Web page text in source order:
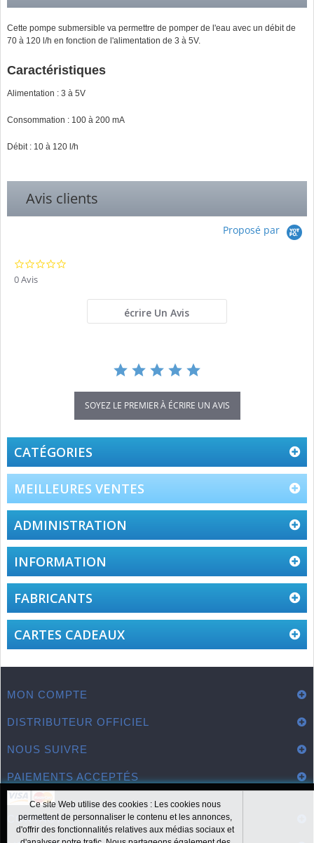
Cette pompe submersible va permettre de pomper de l'eau avec un débit de
70 à 120 l/h en fonction de l'alimentation de 3 à 5V.
Caractéristiques
Alimentation : 3 à 5V
Consommation : 100 à 200 mA
Débit : 10 à 120 l/h
Avis clients
Proposé par
0 Avis
écrire Un Avis
SOYEZ LE PREMIER À ÉCRIRE UN AVIS
CATÉGORIES
MEILLEURES VENTES
ADMINISTRATION
INFORMATION
FABRICANTS
CARTES CADEAUX
MON COMPTE
DISTRIBUTEUR OFFICIEL
NOUS SUIVRE
PAIEMENTS ACCEPTÉS
CONTACT
Ce site Web utilise des cookies : Les cookies nous
permettent de personnaliser le contenu et les annonces,
d'offrir des fonctionnalités relatives aux médias sociaux et